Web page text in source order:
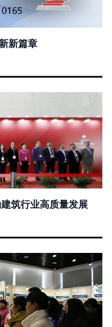
新篇章
筑行业高质量发展